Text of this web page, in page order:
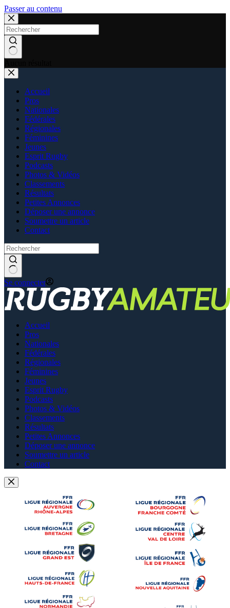
Passer au contenu
Accueil
Pros
Nationales
Fédérales
Régionales
Féminines
Jeunes
Esprit Rugby
Podcasts
Photos & Vidéos
Classements
Résultats
Petites Annonces
Déposer une annonce
Soumettre un article
Contact
Se connecter
Accueil
Pros
Nationales
Fédérales
Régionales
Féminines
Jeunes
Esprit Rugby
Podcasts
Photos & Vidéos
Classements
Résultats
Petites Annonces
Déposer une annonce
Soumettre un article
Contact